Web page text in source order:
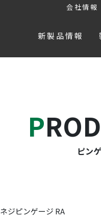
会社情報
新製品情報
ピン
ネジピンゲージ RA